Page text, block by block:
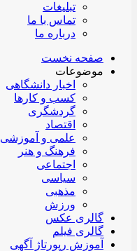
تبلیغات
تماس با ما
درباره ما
صفحه نخست
موضوعات
اخبار دانشگاهی
کسب و کارها
گردشگری
اقتصاد
علمی و آموزشی
فرهنگ و هنر
اجتماعی
سیاسی
مذهبی
ورزش
گالری عکس
گالری فیلم
آموزش رپورتاژ آگهی